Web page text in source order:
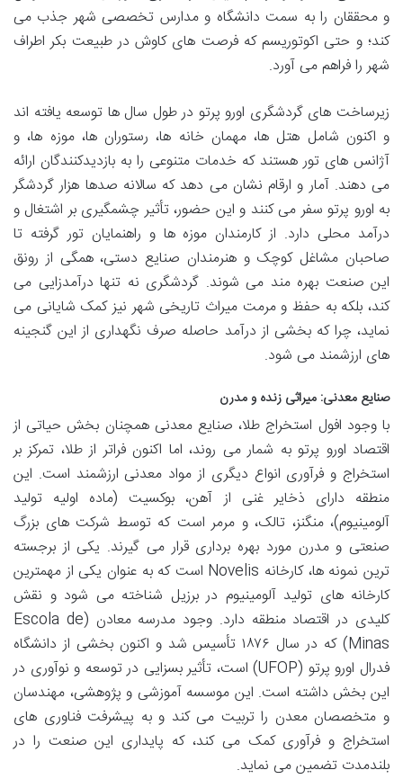
و محققان را به سمت دانشگاه و مدارس تخصصی شهر جذب می
کند؛ و حتی اکوتوریسم که فرصت های کاوش در طبیعت بکر اطراف
شهر را فراهم می آورد.
زیرساخت های گردشگری اورو پرتو در طول سال ها توسعه یافته اند
و اکنون شامل هتل ها، مهمان خانه ها، رستوران ها، موزه ها، و
آژانس های تور هستند که خدمات متنوعی را به بازدیدکنندگان ارائه
می دهند. آمار و ارقام نشان می دهد که سالانه صدها هزار گردشگر
به اورو پرتو سفر می کنند و این حضور، تأثیر چشمگیری بر اشتغال و
درآمد محلی دارد. از کارمندان موزه ها و راهنمایان تور گرفته تا
صاحبان مشاغل کوچک و هنرمندان صنایع دستی، همگی از رونق
این صنعت بهره مند می شوند. گردشگری نه تنها درآمدزایی می
کند، بلکه به حفظ و مرمت میراث تاریخی شهر نیز کمک شایانی می
نماید، چرا که بخشی از درآمد حاصله صرف نگهداری از این گنجینه
های ارزشمند می شود.
صنایع معدنی: میراثی زنده و مدرن
با وجود افول استخراج طلا، صنایع معدنی همچنان بخش حیاتی از
اقتصاد اورو پرتو به شمار می روند، اما اکنون فراتر از طلا، تمرکز بر
استخراج و فرآوری انواع دیگری از مواد معدنی ارزشمند است. این
منطقه دارای ذخایر غنی از آهن، بوکسیت (ماده اولیه تولید
آلومینیوم)، منگنز، تالک، و مرمر است که توسط شرکت های بزرگ
صنعتی و مدرن مورد بهره برداری قرار می گیرند. یکی از برجسته
ترین نمونه ها، کارخانه Novelis است که به عنوان یکی از مهمترین
کارخانه های تولید آلومینیوم در برزیل شناخته می شود و نقش
کلیدی در اقتصاد منطقه دارد. وجود مدرسه معادن (Escola de
Minas) که در سال ۱۸۷۶ تأسیس شد و اکنون بخشی از دانشگاه
فدرال اورو پرتو (UFOP) است، تأثیر بسزایی در توسعه و نوآوری در
این بخش داشته است. این موسسه آموزشی و پژوهشی، مهندسان
و متخصصان معدن را تربیت می کند و به پیشرفت فناوری های
استخراج و فرآوری کمک می کند، که پایداری این صنعت را در
بلندمدت تضمین می نماید.